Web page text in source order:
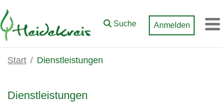
Zum Hauptinhalt springen
Suche
Anmelden
Start Dienstleistungen
Dienstleistungen